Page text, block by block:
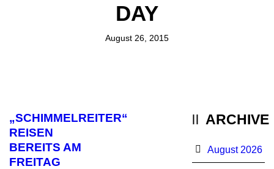
DAY
August 26, 2015
„SCHIMMELREITER“
REISEN
BEREITS AM
FREITAG
ARCHIVE
August 2026